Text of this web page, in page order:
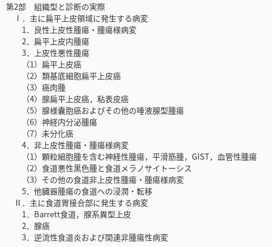
第2部 組織型と診断の実際
Ⅰ．主に扁平上皮領域に発生する病変
1．良性上皮性腫瘍・腫瘍様病変
2．扁平上皮内腫瘍
3．上皮性悪性腫瘍
（1）扁平上皮癌
（2）類基底細胞扁平上皮癌
（3）癌肉腫
（4）腺扁平上皮癌，粘表皮癌
（5）腺様囊胞癌およびその他の唾液腺型腫瘍
（6）神経内分泌腫瘍
（7）未分化癌
4．非上皮性腫瘍・腫瘍様病変
（1）顆粒細胞腫を含む神経性腫瘍，平滑筋腫，GIST，血管性腫瘍
（2）食道悪性黒色腫と食道メラノサイトーシス
（3）その他の食道非上皮性腫瘍・腫瘍様病変
5．他臓器腫瘍の食道への浸潤・転移
Ⅱ．主に食道胃接合部に発生する病変
1．Barrett食道，腺系異型上皮
2．腺癌
3．逆流性食道炎および関連非腫瘍性病変